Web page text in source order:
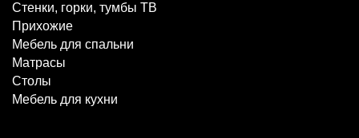
Стенки, горки, тумбы ТВ
Прихожие
Мебель для спальни
Матрасы
Столы
Мебель для кухни